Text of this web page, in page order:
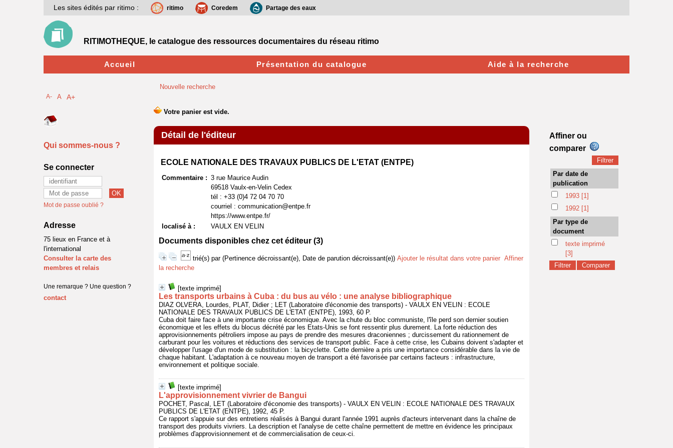
Nouvelle recherche
Détail de l'éditeur
ECOLE NATIONALE DES TRAVAUX PUBLICS DE L'ETAT (ENTPE)
Commentaire : 3 rue Maurice Audin
69518 Vaulx-en-Velin Cedex
tél : +33 (0)4 72 04 70 70
courriel : communication@entpe.fr
https://www.entpe.fr/
localisé à :
VAULX EN VELIN
Documents disponibles chez cet éditeur (3)
trié(s) par (Pertinence décroissant(e), Date de parution décroissant(e)) Ajouter le résultat dans votre panier Affiner
la recherche
[texte imprimé]
Les transports urbains à Cuba : du bus au vélo : une analyse bibliographique
DIAZ OLVERA, Lourdes, PLAT, Didier ; LET (Laboratoire d'économie des transports) - VAULX EN VELIN : ECOLE
NATIONALE DES TRAVAUX PUBLICS DE L'ETAT (ENTPE), 1993, 60 P.
Cuba doit faire face à une importante crise économique. Avec la chute du bloc communiste, l'île perd son dernier soutien
économique et les effets du blocus décrété par les Etats-Unis se font ressentir plus durement. La forte réduction des
approvisionnements pétroliers impose au pays de prendre des mesures draconiennes ; durcissement du rationnement de
carburant pour les voitures et réductions des services de transport public. Face à cette crise, les Cubains doivent s'adapter et
développer l'usage d'un mode de substitution : la bicyclette. Cette dernière a pris une importance considérable dans la vie de
chaque habitant. L'adaptation à ce nouveau moyen de transport a été favorisée par certains facteurs : infrastructure,
environnement et politique sociale.
[texte imprimé]
L'approvisionnement vivrier de Bangui
POCHET, Pascal, LET (Laboratoire d'économie des transports) - VAULX EN VELIN : ECOLE NATIONALE DES TRAVAUX
PUBLICS DE L'ETAT (ENTPE), 1992, 45 P.
Ce rapport s'appuie sur des entretiens réalisés à Bangui durant l'année 1991 auprès d'acteurs intervenant dans la chaîne de
transport des produits vivriers. La description et l'analyse de cette chaîne permettent de mettre en évidence les principaux
problèmes d'approvisionnement et de commercialisation de ceux-ci.
Les sites édités par ritimo : ritimo Coredem Partage des eaux
RITIMOTHEQUE, le catalogue des ressources documentaires du réseau ritimo
Accueil Présentation du catalogue Aide à la recherche
A- A A+
Qui sommes-nous ?
Se connecter
Mot de passe oublié ?
Adresse
75 lieux en France et à
l'international
Consulter la carte des
membres et relais
Une remarque ? Une question ?
contact
Affiner ou
comparer
Par date de
publication
1993 [1]
1992 [1]
Par type de
document
texte imprimé
[3]